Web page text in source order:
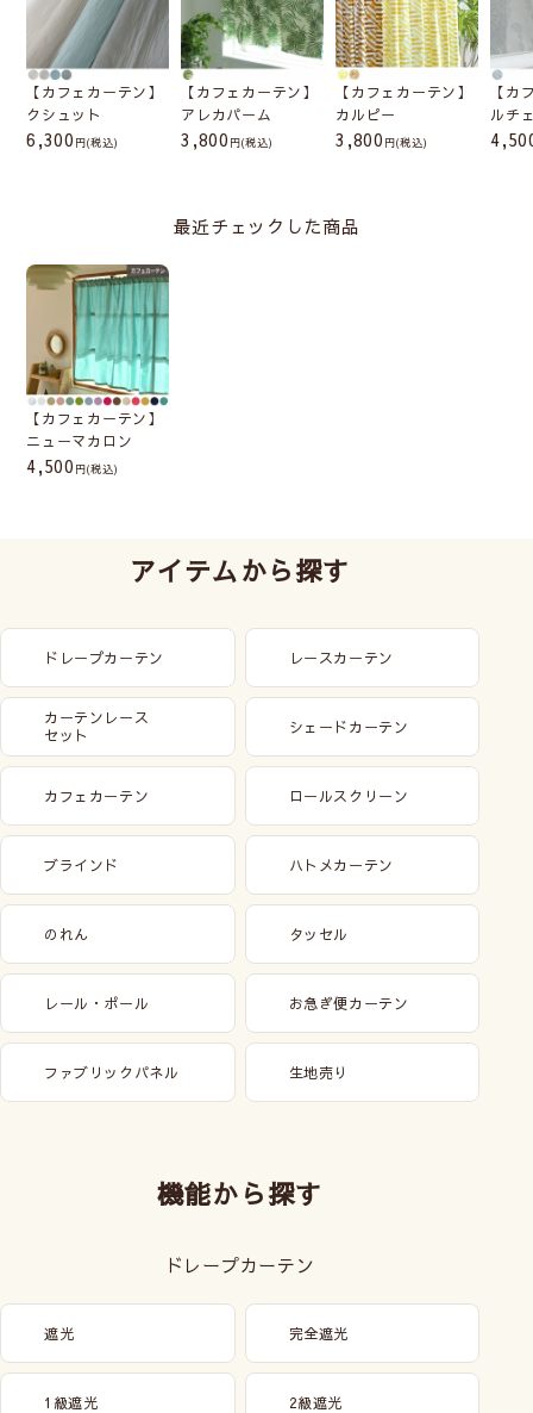
【カフェカーテン】
クシュット
6,300 (税込)
【カフェカーテン】
アレカパーム
3,800 (税込)
【カフェカーテン】
カルピー
3,800 (税込)
【カ
ルチ
最近チェックした商品
【カフェカーテン】
ニューマカロン
4,500 (税込)
アイテムから探す
ドレープカーテン レースカーテン
カーテンレース
セット
シェードカーテン
カフェカーテン ロールスクリーン
ブラインド ハトメカーテン
のれん タッセル
レール・ポール お急ぎ便カーテン
ファブリックパネル 生地売り
機能から探す
ドレープカーテン
遮光 完全遮光
1級遮光 2級遮光